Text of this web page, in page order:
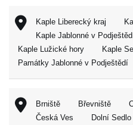
Kaple Liberecký kraj
Kaple Jablonné v
Kaple Lužické hory
Kaple
Památky Jablonné v Podještědí
Brniště Břevniště
Česká Ves
Dolní Sedlo